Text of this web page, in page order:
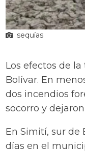
sequías
Los efectos de
Bolívar. En
dos incendios
socorro y
En Simití, sur de
días en el